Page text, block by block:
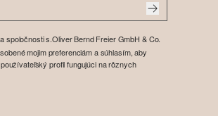
spoločnosti s.Oliver Bernd Freier GmbH & Co.
mojim preferenciám a súhlasím, aby
profil fungujúci na rôznych